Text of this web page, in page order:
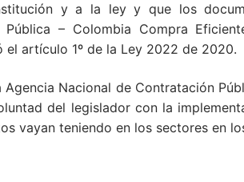
y a la ley y que los
Pública – Colombia Compra
artículo 1º de la Ley 2022 de 2020.
Nacional de Contratación
del legislador con la
vayan teniendo en los sectores en